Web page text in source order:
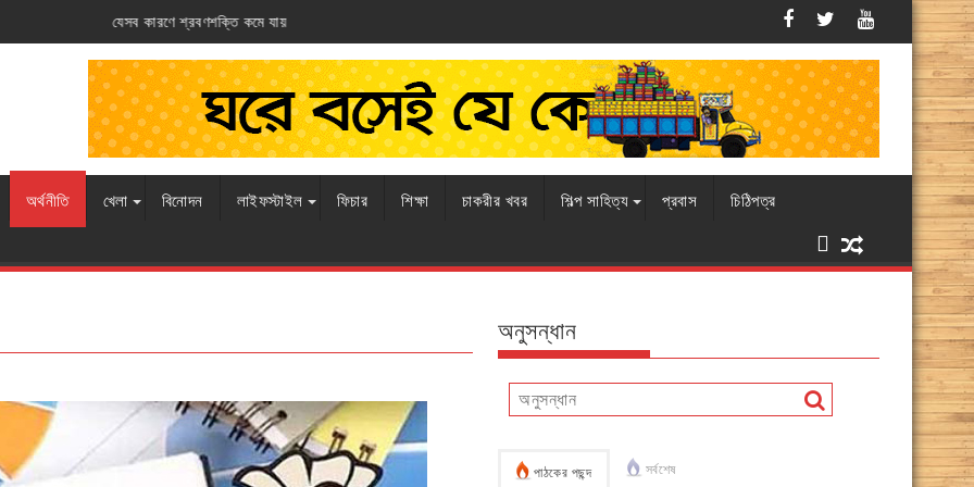
কমে যায় এবারও চামড়ার বাজারে ধস, বিপাকে
অর্থনীতি খেলা বিনোদন লাইফস্টাইল ফিচার শিক্ষা চাকরীর খবর শিল্প সাহিত্য প্রবাস চিঠিপত্র
অনুসন্ধান
পাঠকের পছন্দ সর্বশেষ